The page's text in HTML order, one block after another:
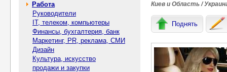
Работа
Руководители
IT, телеком, компьютеры
Финансы, бухгалтерия, банк
Маркетинг, PR, реклама, СМИ
Дизайн
Культура, искусство
продажи и закупки
Киев и Область /
Поднять